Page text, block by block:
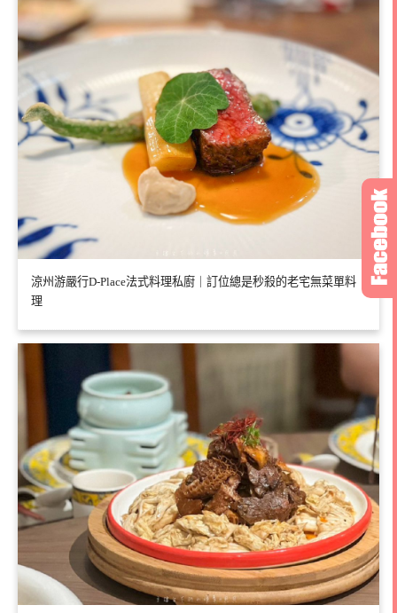
涼州游嚴行D-Place法式料理私廚｜訂位總是秒殺的老宅無菜單料
理